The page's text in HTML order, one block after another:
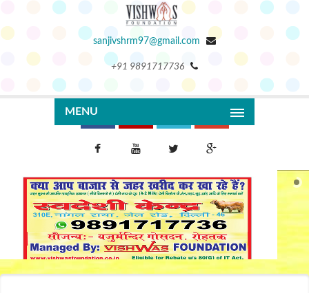
sanjivshrm97@gmail.com
+91 9891717736
MENU